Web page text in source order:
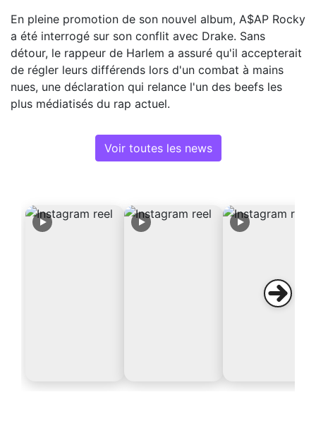
En pleine promotion de son nouvel album, A$AP Rocky
a été interrogé sur son conflit avec Drake. Sans
détour, le rappeur de Harlem a assuré qu'il accepterait
de régler leurs différends lors d'un combat à mains
nues, une déclaration qui relance l'un des beefs les
plus médiatisés du rap actuel.
Voir toutes les news